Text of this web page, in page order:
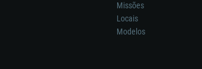
Missões
Locais
Modelos